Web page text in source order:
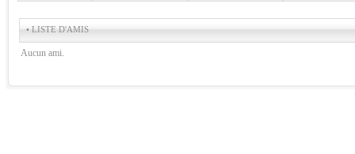
• LISTE D'AMIS
Aucun ami.